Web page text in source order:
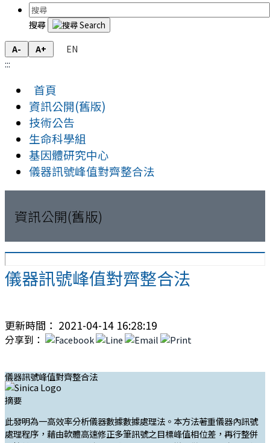
搜尋
A- A+
EN
:::
首頁
資訊公開(舊版)
技術公告
生命科學組
基因體研究中心
儀器訊號峰值對齊整合法
資訊公開(舊版)
儀器訊號峰值對齊整合法
更新時間： 2021-04-14 16:28:19
分享到：
儀器訊號峰值對齊整合法
摘要
此發明為一高效率分析儀器數據數據處理法。本方法著重儀器內訊號
處理程序，藉由軟體高速修正多筆訊號之目標峰值相位差，再行整併